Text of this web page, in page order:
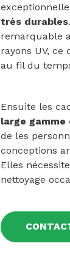
très durables
remarquable
rayons UV,
au fil du
Ensuite les
large
de les
conceptions
Elles
nettoyage